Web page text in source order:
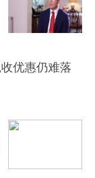
优惠仍难落